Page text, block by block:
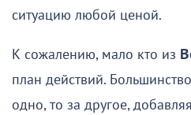
ситуацию любой ценой.
К сожалению, мало кто из
план действий.
одно, то за другое,